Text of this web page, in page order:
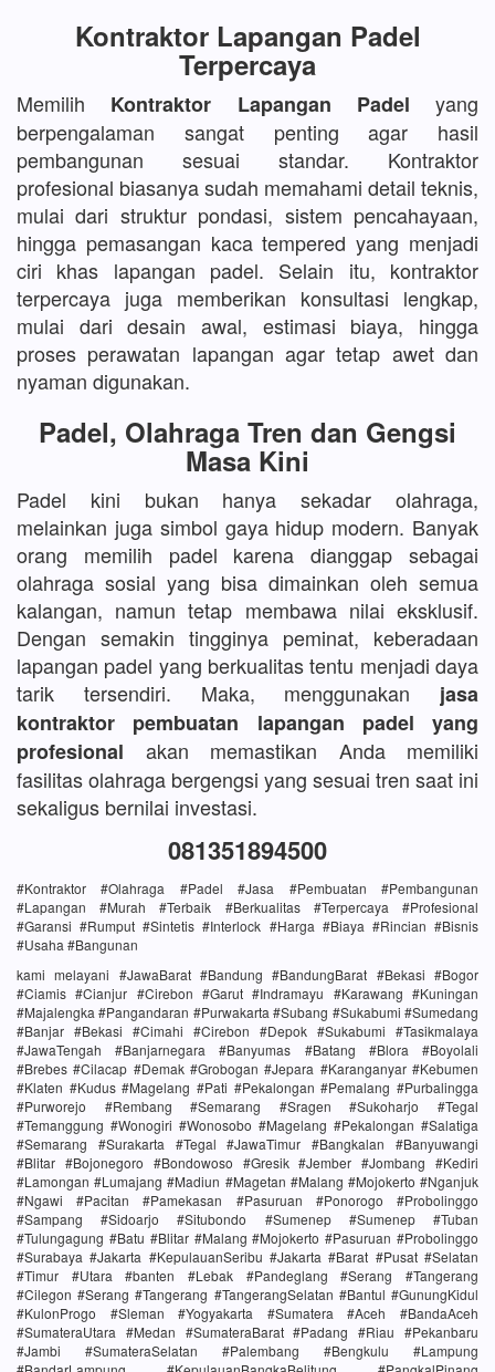
Kontraktor Lapangan Padel
Terpercaya
Memilih Kontraktor Lapangan Padel yang
berpengalaman sangat penting agar hasil
pembangunan sesuai standar. Kontraktor
profesional biasanya sudah memahami detail teknis,
mulai dari struktur pondasi, sistem pencahayaan,
hingga pemasangan kaca tempered yang menjadi
ciri khas lapangan padel. Selain itu, kontraktor
terpercaya juga memberikan konsultasi lengkap,
mulai dari desain awal, estimasi biaya, hingga
proses perawatan lapangan agar tetap awet dan
nyaman digunakan.
Padel, Olahraga Tren dan Gengsi
Masa Kini
Padel kini bukan hanya sekadar olahraga,
melainkan juga simbol gaya hidup modern. Banyak
orang memilih padel karena dianggap sebagai
olahraga sosial yang bisa dimainkan oleh semua
kalangan, namun tetap membawa nilai eksklusif.
Dengan semakin tingginya peminat, keberadaan
lapangan padel yang berkualitas tentu menjadi daya
tarik tersendiri. Maka, menggunakan jasa
kontraktor pembuatan lapangan padel yang
profesional akan memastikan Anda memiliki
fasilitas olahraga bergengsi yang sesuai tren saat ini
sekaligus bernilai investasi.
081351894500
#Kontraktor #Olahraga #Padel #Jasa #Pembuatan #Pembangunan
#Lapangan #Murah #Terbaik #Berkualitas #Terpercaya #Profesional
#Garansi #Rumput #Sintetis #Interlock #Harga #Biaya #Rincian #Bisnis
#Usaha #Bangunan
kami melayani #JawaBarat #Bandung #BandungBarat #Bekasi #Bogor
#Ciamis #Cianjur #Cirebon #Garut #Indramayu #Karawang #Kuningan
#Majalengka #Pangandaran #Purwakarta #Subang #Sukabumi #Sumedang
#Banjar #Bekasi #Cimahi #Cirebon #Depok #Sukabumi #Tasikmalaya
#JawaTengah #Banjarnegara #Banyumas #Batang #Blora #Boyolali
#Brebes #Cilacap #Demak #Grobogan #Jepara #Karanganyar #Kebumen
#Klaten #Kudus #Magelang #Pati #Pekalongan #Pemalang #Purbalingga
#Purworejo #Rembang #Semarang #Sragen #Sukoharjo #Tegal
#Temanggung #Wonogiri #Wonosobo #Magelang #Pekalongan #Salatiga
#Semarang #Surakarta #Tegal #JawaTimur #Bangkalan #Banyuwangi
#Blitar #Bojonegoro #Bondowoso #Gresik #Jember #Jombang #Kediri
#Lamongan #Lumajang #Madiun #Magetan #Malang #Mojokerto #Nganjuk
#Ngawi #Pacitan #Pamekasan #Pasuruan #Ponorogo #Probolinggo
#Sampang #Sidoarjo #Situbondo #Sumenep #Sumenep #Tuban
#Tulungagung #Batu #Blitar #Malang #Mojokerto #Pasuruan #Probolinggo
#Surabaya #Jakarta #KepulauanSeribu #Jakarta #Barat #Pusat #Selatan
#Timur #Utara #banten #Lebak #Pandeglang #Serang #Tangerang
#Cilegon #Serang #Tangerang #TangerangSelatan #Bantul #GunungKidul
#KulonProgo #Sleman #Yogyakarta #Sumatera #Aceh #BandaAceh
#SumateraUtara #Medan #SumateraBarat #Padang #Riau #Pekanbaru
#Jambi #SumateraSelatan #Palembang #Bengkulu #Lampung